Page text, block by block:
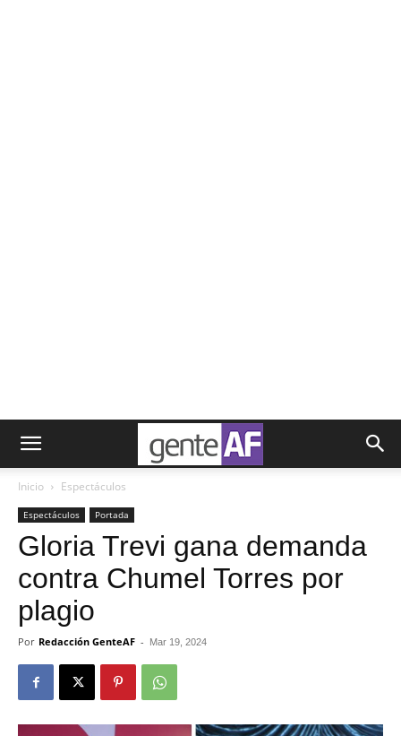
Inicio Espectáculos
Espectáculos Portada
Gloria Trevi gana demanda
contra Chumel Torres por
plagio
Por Redacción GenteAF - Mar 19, 2024